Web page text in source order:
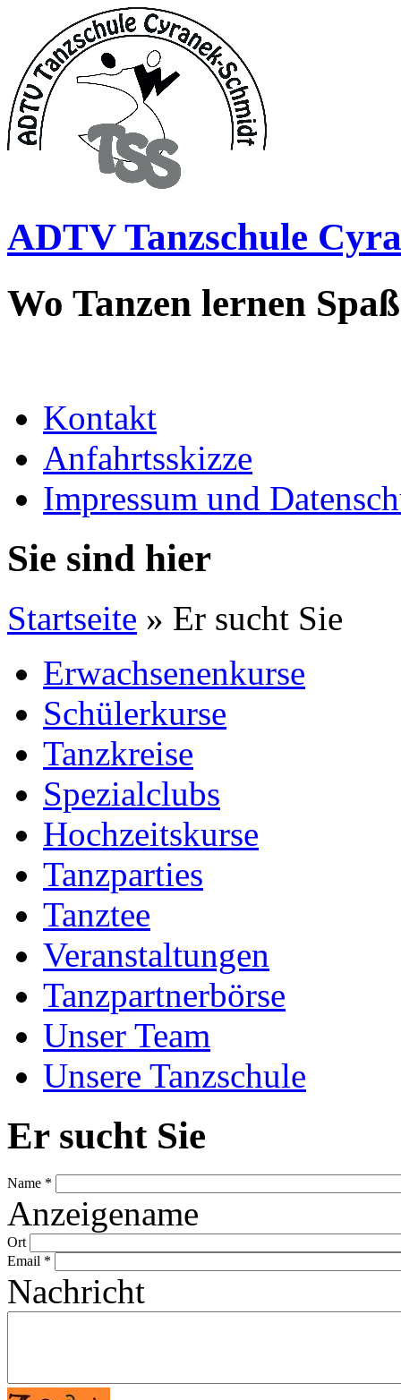
ADTV Tanzschule
Wo Tanzen lernen
Kontakt
Anfahrtsskizze
Impressum und
Sie sind hier
Startseite » Er sucht Sie
Erwachsenenkurse
Schülerkurse
Tanzkreise
Spezialclubs
Hochzeitskurse
Tanzparties
Tanztee
Veranstaltungen
Tanzpartnerbörse
Unser Team
Unsere Tanzschule
Er sucht Sie
Name *
Anzeigename
Ort
Email *
Nachricht